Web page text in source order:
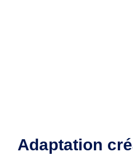
Adaptation